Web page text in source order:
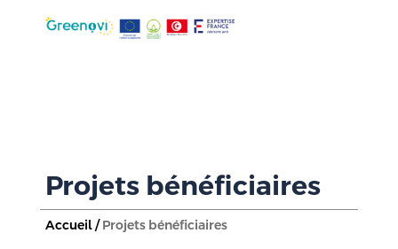
Projets bénéficiaires
Accueil /Projets bénéficiaires